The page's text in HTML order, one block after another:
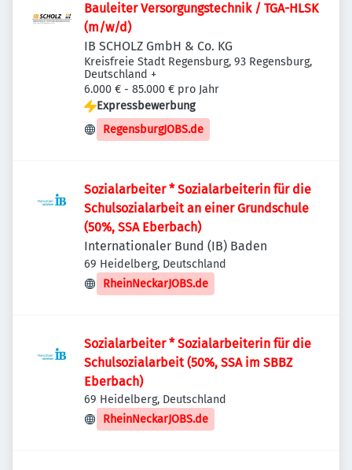
Bauleiter Versorgungstechnik / TGA-HLSK
(m/w/d)
IB SCHOLZ GmbH & Co. KG
Kreisfreie Stadt Regensburg, 93 Regensburg,
Deutschland +
6.000 € - 85.000 € pro Jahr
Expressbewerbung
RegensburgJOBS.de
Sozialarbeiter * Sozialarbeiterin für die
Schulsozialarbeit an einer Grundschule
(50%, SSA Eberbach)
Internationaler Bund (IB) Baden
69 Heidelberg, Deutschland
RheinNeckarJOBS.de
Sozialarbeiter * Sozialarbeiterin für die
Schulsozialarbeit (50%, SSA im SBBZ
Eberbach)
69 Heidelberg, Deutschland
RheinNeckarJOBS.de